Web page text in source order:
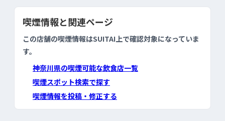
喫煙情報と関連ページ
この店舗の喫煙情報はSUITAI上で確認対象になっていま
す。
神奈川県の喫煙可能な飲食店一覧
喫煙スポット検索で探す
喫煙情報を投稿・修正する